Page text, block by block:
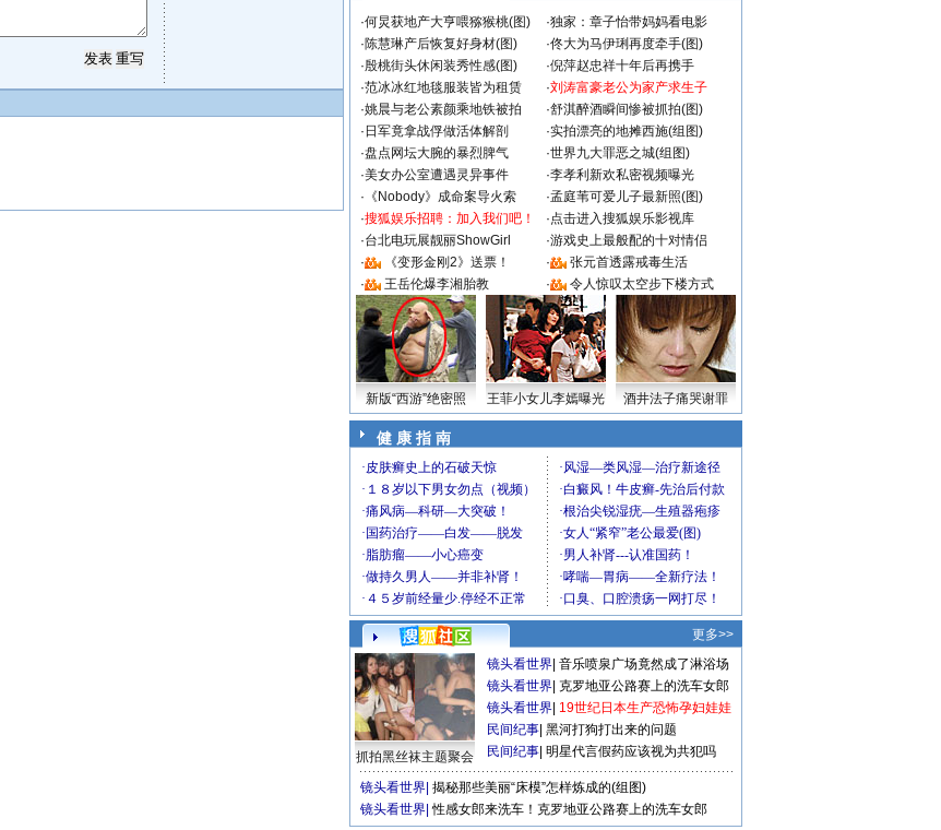
·何炅获地产大亨喂猕猴桃(图) ·独家：章子怡带妈妈看电影
·陈慧琳产后恢复好身材(图) ·佟大为马伊琍再度牵手(图)
·殷桃街头休闲装秀性感(图) ·倪萍赵忠祥十年后再携手
·范冰冰红地毯服装皆为租赁 ·刘涛富豪老公为家产求生子
·姚晨与老公素颜乘地铁被拍 ·舒淇醉酒瞬间惨被抓拍(图)
· 日军竟拿战俘做活体解剖 ·实拍漂亮的地摊西施(组图)
·盘点网坛大腕的暴烈脾气 ·世界九大罪恶之城(组图)
·美女办公室遭遇灵异事件 ·李孝利新欢私密视频曝光
· 《Nobody》成命案导火索 ·孟庭苇可爱儿子最新照(图)
·搜狐娱乐招聘：加入我们吧！ ·点击进入搜狐娱乐影视库
·台北电玩展靓丽ShowGirl ·游戏史上最般配的十对情侣
·
《变形金刚2》送票！ ·
张元首透露戒毒生活
·
王岳伦爆李湘胎教 · 令人惊叹太空步下楼方式
新版“西游”绝密照 王菲小女儿李嫣曝光 酒井法子痛哭谢罪
健 康 指 南
更多>>
抓拍黑丝袜主题聚会
镜头看世界 音乐喷泉广场竟然成了淋浴场
镜头看世界 克罗地亚公路赛上的洗车女郎
镜头看世界 19世纪日本生产恐怖孕妇娃娃
民间纪事 黑河打狗打出来的问题
民间纪事 明星代言假药应该视为共犯吗
镜头看世界 揭秘那些美丽“床模”怎样炼成的(组图)
镜头看世界 性感女郎来洗车！克罗地亚公路赛上的洗车女郎